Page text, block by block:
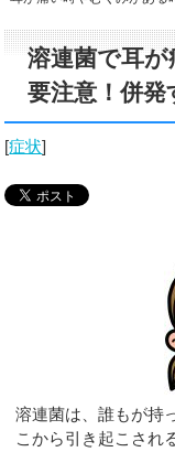
溶連菌で耳
要注意！併発
[症状]
溶連菌は、誰もが持
こから引き起こされ